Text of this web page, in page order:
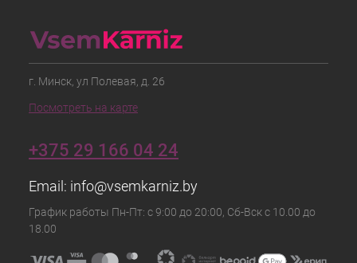
г. Минск, ул Полевая, д. 26
Посмотреть на карте
+375 29 166 04 24
Email: info@vsemkarniz.by
График работы Пн-Пт: с 9:00 до 20:00, Сб-Вск с 10.00 до
18.00